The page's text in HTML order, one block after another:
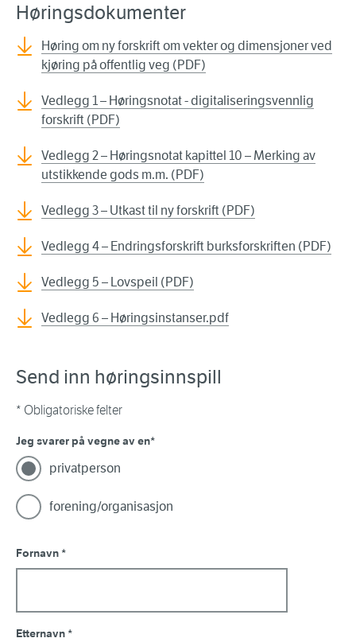
Høringsdokumenter
Høring om ny forskrift om vekter og dimensjoner ved
kjøring på offentlig veg (PDF)
Vedlegg 1 – Høringsnotat - digitaliseringsvennlig
forskrift (PDF)
Vedlegg 2 – Høringsnotat kapittel 10 – Merking av
utstikkende gods m.m. (PDF)
Vedlegg 3 – Utkast til ny forskrift (PDF)
Vedlegg 4 – Endringsforskrift burksforskriften (PDF)
Vedlegg 5 – Lovspeil (PDF)
Vedlegg 6 – Høringsinstanser.pdf
Send inn høringsinnspill
* Obligatoriske felter
Jeg svarer på vegne av en
privatperson
forening/organisasjon
Fornavn
Etternavn